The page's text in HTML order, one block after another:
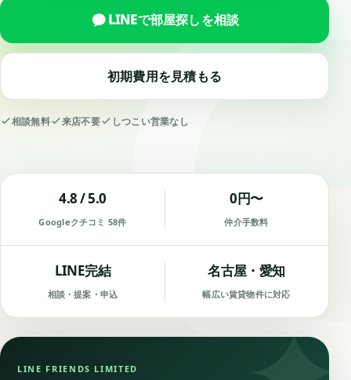
LINEで部屋探しを相談
初期費用を見積もる
相談無料 来店不要 しつこい営業なし
4.8 / 5.0
Googleクチコミ 58件
0円〜
仲介手数料
LINE完結
相談・提案・申込
名古屋・愛知
幅広い賃貸物件に対応
LINE FRIENDS LIMITED